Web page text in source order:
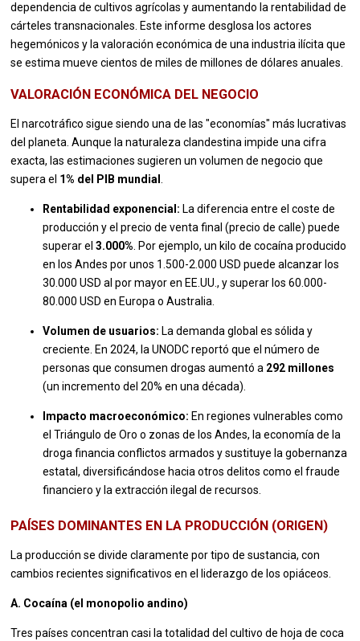
dependencia de cultivos agrícolas y aumentando la rentabilidad de
cárteles transnacionales. Este informe desglosa los actores
hegemónicos y la valoración económica de una industria ilícita que
se estima mueve cientos de miles de millones de dólares anuales.
VALORACIÓN ECONÓMICA DEL NEGOCIO
El narcotráfico sigue siendo una de las "economías" más lucrativas
del planeta. Aunque la naturaleza clandestina impide una cifra
exacta, las estimaciones sugieren un volumen de negocio que
supera el 1% del PIB mundial.
Rentabilidad exponencial: La diferencia entre el coste de
producción y el precio de venta final (precio de calle) puede
superar el3.000%. Por ejemplo, un kilo de cocaína producido
en los Andes por unos 1.500-2.000 USD puede alcanzar los
30.000 USD al por mayor en EE.UU., y superar los 60.000-
80.000 USD en Europa o Australia.
Volumen de usuarios: La demanda global es sólida y
creciente. En 2024, la UNODC reportó que el número de
personas que consumen drogas aumentó a 292 millones
(un incremento del 20% en una década).
Impacto macroeconómico: En regiones vulnerables como
el Triángulo de Oro o zonas de los Andes, la economía de la
droga financia conflictos armados y sustituye la gobernanza
estatal, diversificándose hacia otros delitos como el fraude
financiero y la extracción ilegal de recursos.
PAÍSES DOMINANTES EN LA PRODUCCIÓN (ORIGEN)
La producción se divide claramente por tipo de sustancia, con
cambios recientes significativos en el liderazgo de los opiáceos.
A. Cocaína (el monopolio andino)
Tres países concentran casi la totalidad del cultivo de hoja de coca